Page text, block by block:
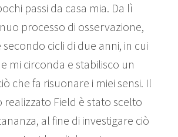
passi da casa mia. Da lì
processo di osservazione,
cicli di due anni, in cui
mi circonda e stabilisco un
che fa risuonare i miei sensi. Il
realizzato Field è stato scelto
al fine di investigare ciò